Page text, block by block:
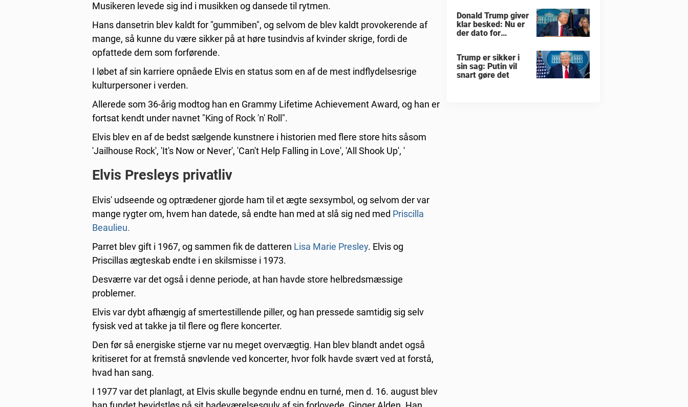
Musikeren levede sig ind i musikken og dansede til rytmen.
Hans dansetrin blev kaldt for "gummiben", og selvom de blev kaldt provokerende af
mange, så kunne du være sikker på at høre tusindvis af kvinder skrige, fordi de
opfattede dem som forførende.
I løbet af sin karriere opnåede Elvis en status som en af de mest indflydelsesrige
kulturpersoner i verden.
Allerede som 36-årig modtog han en Grammy Lifetime Achievement Award, og han er
fortsat kendt under navnet "King of Rock 'n' Roll".
Elvis blev en af de bedst sælgende kunstnere i historien med flere store hits såsom
'Jailhouse Rock', 'It's Now or Never', 'Can't Help Falling in Love', 'All Shook Up', '
Elvis Presleys privatliv
Elvis' udseende og optrædener gjorde ham til et ægte sexsymbol, og selvom der var
mange rygter om, hvem han datede, så endte han med at slå sig ned med Priscilla
Beaulieu.
Parret blev gift i 1967, og sammen fik de datteren Lisa Marie Presley. Elvis og
Priscillas ægteskab endte i en skilsmisse i 1973.
Desværre var det også i denne periode, at han havde store helbredsmæssige
problemer.
Elvis var dybt afhængig af smertestillende piller, og han pressede samtidig sig selv
fysisk ved at takke ja til flere og flere koncerter.
Den før så energiske stjerne var nu meget overvægtig. Han blev blandt andet også
kritiseret for at fremstå snøvlende ved koncerter, hvor folk havde svært ved at forstå,
hvad han sang.
I 1977 var det planlagt, at Elvis skulle begynde endnu en turné, men d. 16. august blev
Donald Trump giver
klar besked: Nu er
der dato for
Trump er sikker i
sin sag: Putin vil
snart gøre det